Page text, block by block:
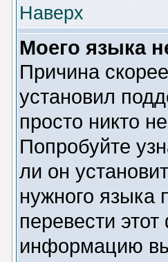
Наверх
Моего языка
Причина
установил
просто никто
Попробуйте
ли он
нужного языка
перевести
информацию